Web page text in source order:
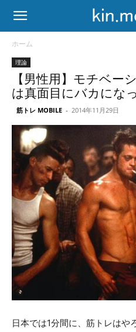
ホーム
理論
【男性用】モチベー
は真面目にバカにな
筋トレ MOBILE - 2014年11月29日
日本では1分間に、筋トレはや